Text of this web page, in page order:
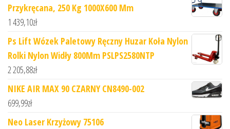
Przykręcana, 250 Kg 1000X600 Mm
1 439,10zł
Ps Lift Wózek Paletowy Ręczny Huzar Koła Nylon
Rolki Nylon Widły 800Mm PSLPS2580NTP
2 205,88zł
NIKE AIR MAX 90 CZARNY CN8490-002
699,99zł
Neo Laser Krzyżowy 75106